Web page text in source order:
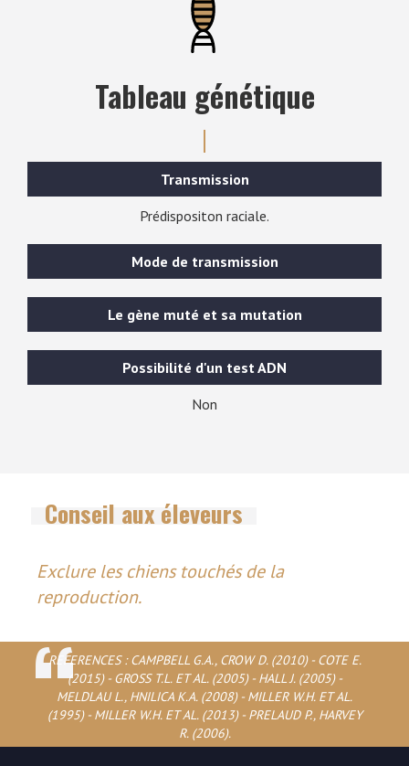
Tableau génétique
Transmission
Prédispositon raciale.
Mode de transmission
Le gène muté et sa mutation
Possibilité d'un test ADN
Non
Conseil aux éleveurs
Exclure les chiens touchés de la
reproduction.
REFERENCES : CAMPBELL G.A., CROW D. (2010) - COTE E.
(2015) - GROSS T.L. ET AL. (2005) - HALL J. (2005) -
MELDLAU L., HNILICA K.A. (2008) - MILLER W.H. ET AL.
(1995) - MILLER W.H. ET AL. (2013) - PRELAUD P., HARVEY
R. (2006).